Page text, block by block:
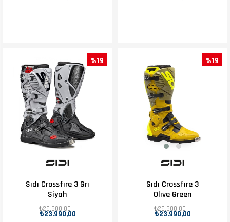
Sıdı Crossfıre 3 Grı
Siyah
₺23.990,00
₺29.500,00
%19
Sıdı Crossfıre 3
Olıve Green
₺23.990,00
₺29.500,00
%19